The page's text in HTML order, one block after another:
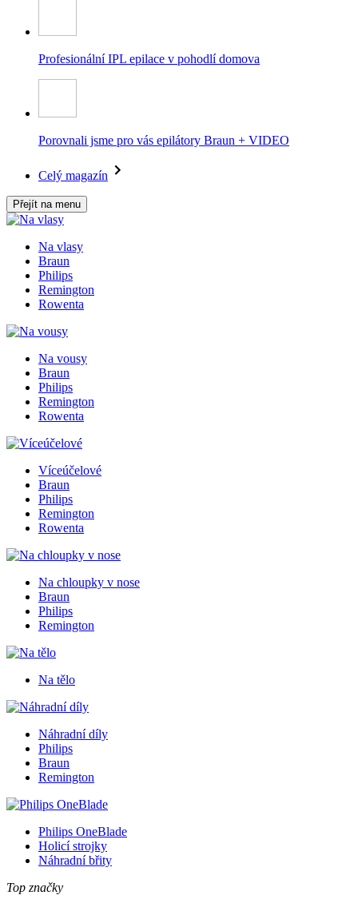
Profesionální IPL epilace v pohodlí domova
Porovnali jsme pro vás epilátory Braun + VIDEO
Celý magazín
Přejít na menu
Na vlasy
Braun
Philips
Remington
Rowenta
Na vousy
Braun
Philips
Remington
Rowenta
Víceúčelové
Braun
Philips
Remington
Rowenta
Na chloupky v nose
Braun
Philips
Remington
Na tělo
Náhradní díly
Philips
Braun
Remington
Philips OneBlade
Holicí strojky
Náhradní břity
Top značky